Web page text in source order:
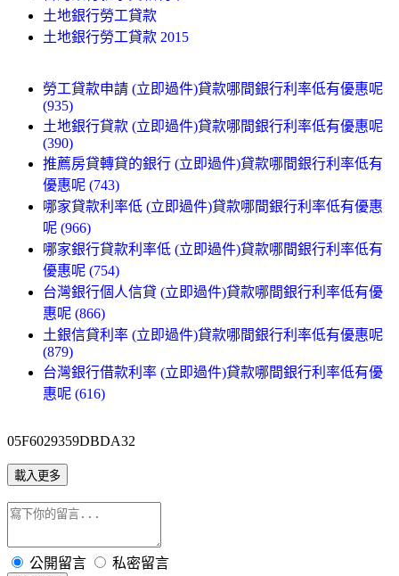
土地銀行勞工貸款
土地銀行勞工貸款 2015
勞工貸款申請 (立即過件)貸款哪間銀行利率低有優惠呢
(935)
土地銀行貸款 (立即過件)貸款哪間銀行利率低有優惠呢
(390)
推薦房貸轉貸的銀行 (立即過件)貸款哪間銀行利率低有
優惠呢 (743)
哪家貸款利率低 (立即過件)貸款哪間銀行利率低有優惠
呢 (966)
哪家銀行貸款利率低 (立即過件)貸款哪間銀行利率低有
優惠呢 (754)
台灣銀行個人信貸 (立即過件)貸款哪間銀行利率低有優
惠呢 (866)
土銀信貸利率 (立即過件)貸款哪間銀行利率低有優惠呢
(879)
台灣銀行借款利率 (立即過件)貸款哪間銀行利率低有優
惠呢 (616)
05F6029359DBDA32
載入更多
公開留言 私密留言